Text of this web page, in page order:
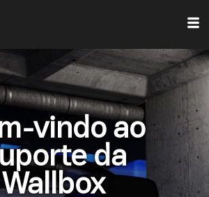
vindo ao
da
Wallbox